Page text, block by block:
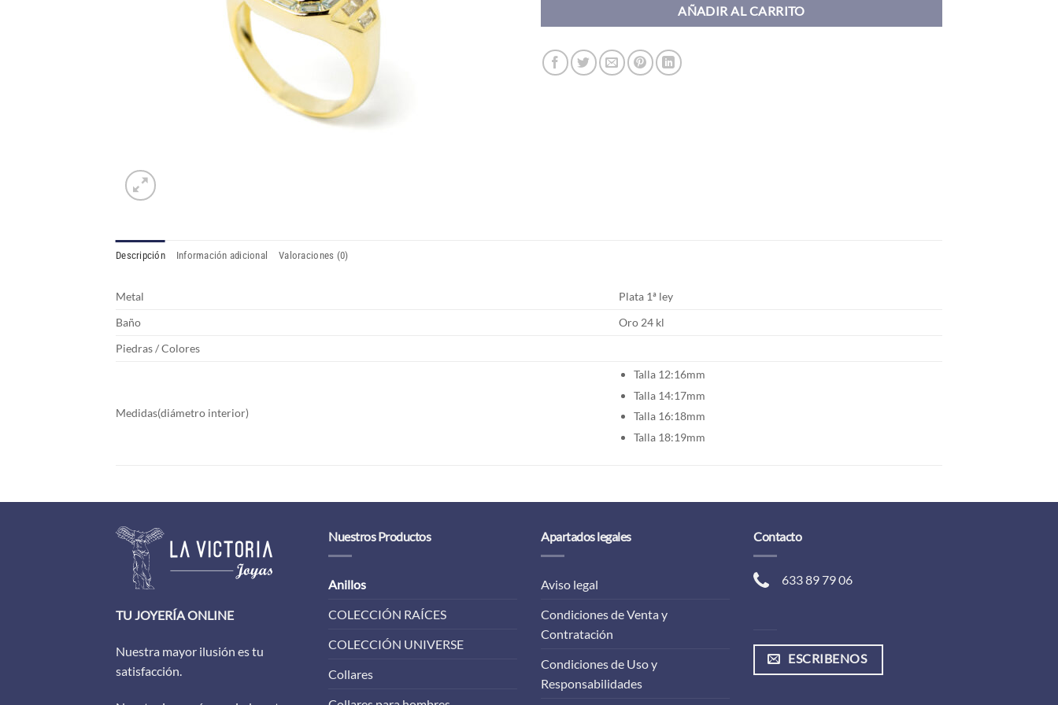
AÑADIR AL CARRITO
Descripción Información adicional Valoraciones (0)
Metal
Plata 1ª ley
Baño
Oro 24 kl
Piedras / Colores
Medidas(diámetro interior)
Talla 12:16mm
Talla 14:17mm
Talla 16:18mm
Talla 18:19mm
TU JOYERÍA ONLINE
Nuestra mayor ilusión es tu
satisfacción.
Nuestros Productos
Anillos
COLECCIÓN RAÍCES
COLECCIÓN UNIVERSE
Collares
Apartados legales
Aviso legal
Condiciones de Venta y
Contratación
Condiciones de Uso y
Responsabilidades
Contacto
633 89 79 06
ESCRIBENOS